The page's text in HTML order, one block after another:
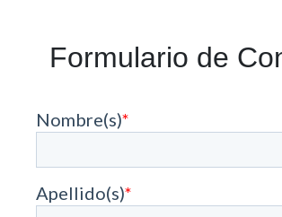
Formulario de